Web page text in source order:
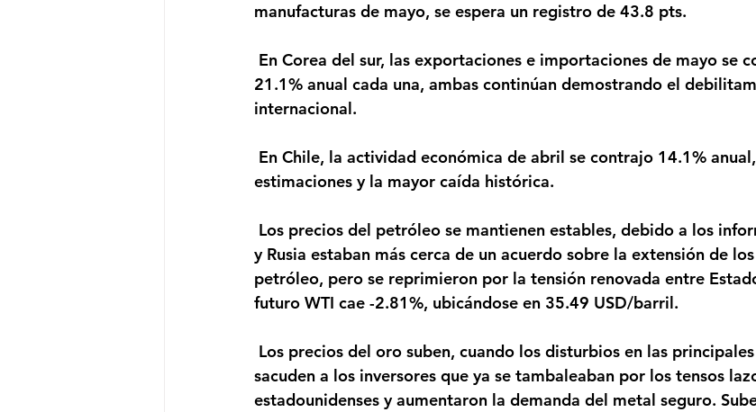
manufacturas de mayo, se espera un registro de 43.8 pts.
21.1% anual cada una, ambas continúan demostrando el
internacional.
estimaciones y la mayor caída histórica.
y Rusia estaban más cerca de un acuerdo sobre la extensión de
petróleo, pero se reprimieron por la tensión renovada entre
futuro WTI cae -2.81%, ubicándose en 35.49 USD/barril.
sacuden a los inversores que ya se tambaleaban por los tensos
estadounidenses y aumentaron la demanda del metal seguro.